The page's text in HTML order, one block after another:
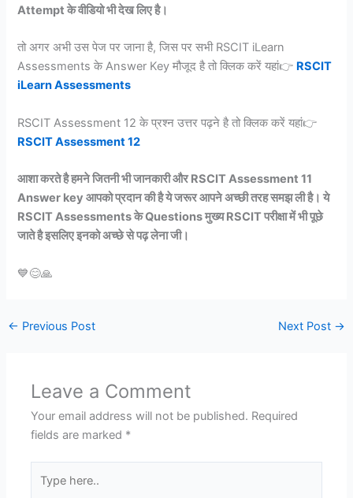
Attempt के वीडियो भी देख लिए है।
तो अगर अभी उस पेज पर जाना है, जिस पर सभी RSCIT iLearn
Assessments के Answer Key मौजूद है तो क्लिक करें यहां👉 RSCIT
iLearn Assessments
RSCIT Assessment 12 के प्रश्न उत्तर पढ़ने है तो क्लिक करें यहां👉
RSCIT Assessment 12
आशा करते है हमने जितनी भी जानकारी और RSCIT Assessment 11
Answer key आपको प्रदान की है ये जरूर आपने अच्छी तरह समझ ली है। ये
RSCIT Assessments के Questions मुख्य RSCIT परीक्षा में भी पूछे
जाते है इसलिए इनको अच्छे से पढ़ लेना जी।
💙😊🙏
← Previous Post Next Post →
Leave a Comment
Your email address will not be published. Required
fields are marked *
here..